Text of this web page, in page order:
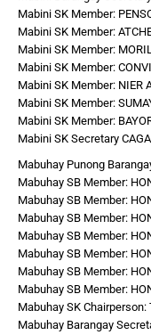
Mabini SK Member:
Mabini SK Member:
Mabini SK Member:
Mabini SK Member:
Mabini SK Member: NIER
Mabini SK Member:
Mabini SK Member:
Mabini SK Secretary
Mabuhay Punong
Mabuhay SB Member:
Mabuhay SB Member:
Mabuhay SB Member:
Mabuhay SB Member:
Mabuhay SB Member:
Mabuhay SB Member:
Mabuhay SB Member:
Mabuhay SK Chairperson:
Mabuhay Barangay